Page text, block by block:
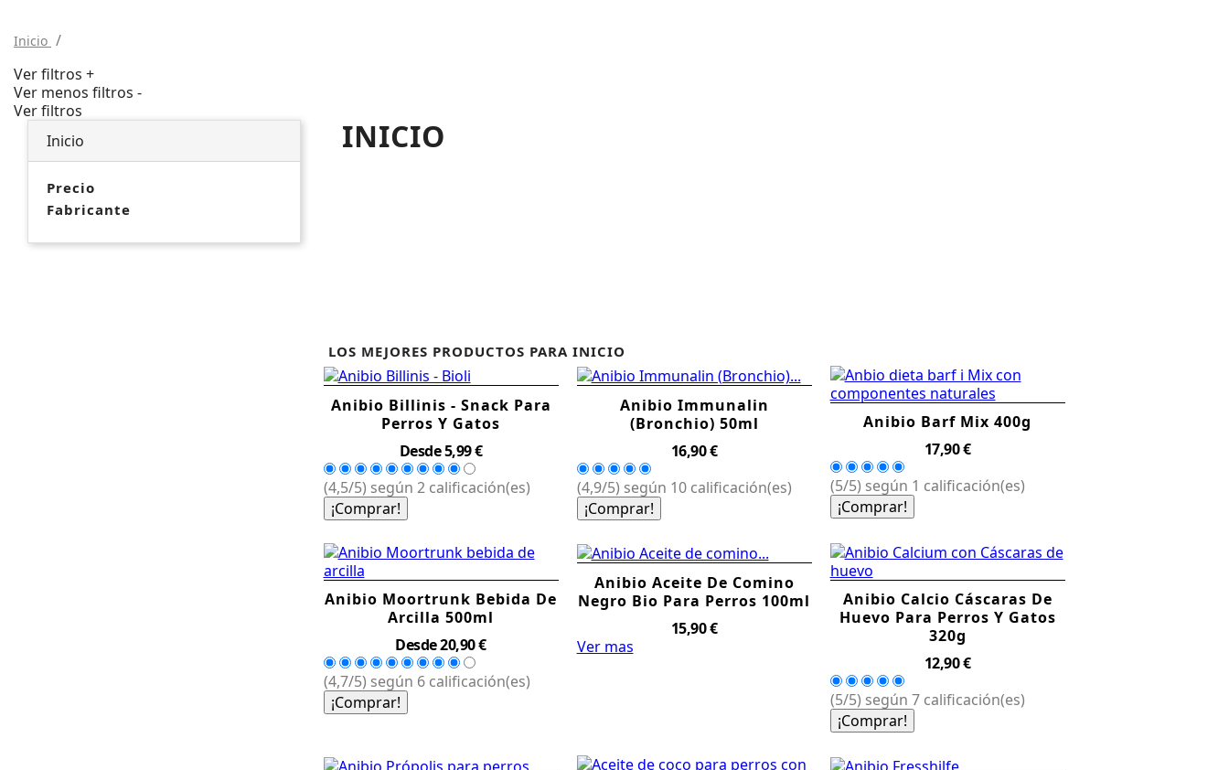
Inicio
Ver filtros +
Ver menos filtros -
Ver filtros
Inicio
Precio
Fabricante
INICIO
LOS MEJORES PRODUCTOS PARA INICIO
Anibio Billinis - Snack Para
Perros Y Gatos
DesdePrecio
5,99 €
(4,5/5) según 2 calificación(es)
¡Comprar!
Anibio Immunalin
(Bronchio) 50ml
Precio
16,90 €
(4,9/5) según 10 calificación(es)
¡Comprar!
Anibio Barf Mix 400g
Precio
17,90 €
(5/5) según 1 calificación(es)
¡Comprar!
Anibio Moortrunk Bebida De
Arcilla 500ml
DesdePrecio
20,90 €
(4,7/5) según 6 calificación(es)
¡Comprar!
Anibio Aceite De Comino
Negro Bio Para Perros 100ml
Precio
15,90 €
Ver mas
Anibio Calcio Cáscaras De
Huevo Para Perros Y Gatos
320g
Precio
12,90 €
(5/5) según 7 calificación(es)
¡Comprar!